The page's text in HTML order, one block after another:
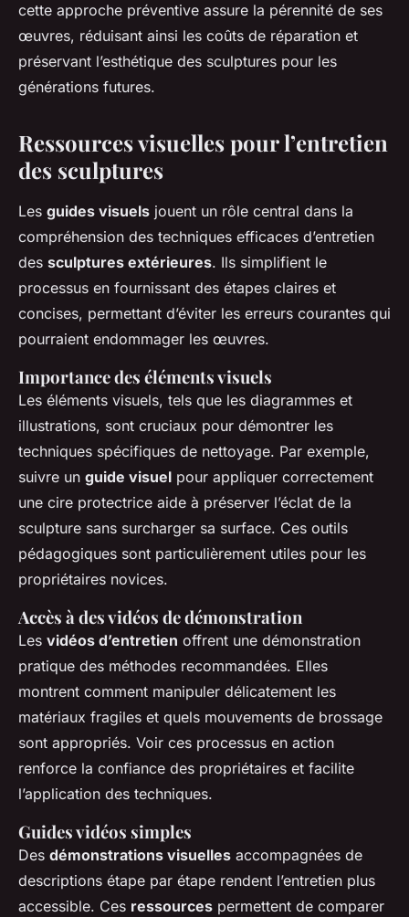
cette approche préventive assure la pérennité de ses
œuvres, réduisant ainsi les coûts de réparation et
préservant l’esthétique des sculptures pour les
générations futures.
Ressources visuelles pour l’entretien
des sculptures
Les guides visuels jouent un rôle central dans la
compréhension des techniques efficaces d’entretien
des sculptures extérieures. Ils simplifient le
processus en fournissant des étapes claires et
concises, permettant d’éviter les erreurs courantes qui
pourraient endommager les œuvres.
Importance des éléments visuels
Les éléments visuels, tels que les diagrammes et
illustrations, sont cruciaux pour démontrer les
techniques spécifiques de nettoyage. Par exemple,
suivre un guide visuel pour appliquer correctement
une cire protectrice aide à préserver l’éclat de la
sculpture sans surcharger sa surface. Ces outils
pédagogiques sont particulièrement utiles pour les
propriétaires novices.
Accès à des vidéos de démonstration
Les vidéos d’entretien offrent une démonstration
pratique des méthodes recommandées. Elles
montrent comment manipuler délicatement les
matériaux fragiles et quels mouvements de brossage
sont appropriés. Voir ces processus en action
renforce la confiance des propriétaires et facilite
l’application des techniques.
Guides vidéos simples
Des démonstrations visuelles accompagnées de
descriptions étape par étape rendent l’entretien plus
accessible. Ces ressources permettent de comparer